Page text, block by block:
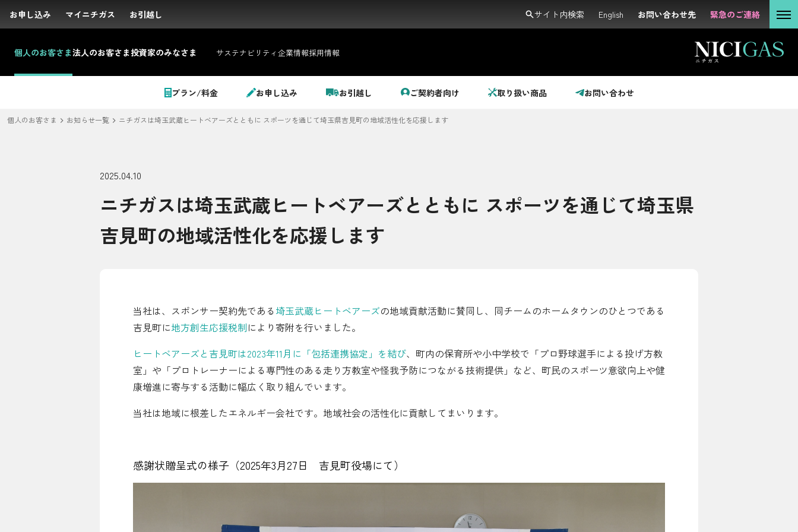
お申し込み マイニチガス お引越し サイト内検索 English お問い合わせ先 緊急のご連絡
個人のお客さま法人のお客さま投資家のみなさま サステナビリティ 企業情報採用情報
プラン/料金 お申し込み お引越し ご契約者向け 取り扱い商品 お問い合わせ
お申し込み マイニチガス お引越し サイト内検索 English お問い合わせ先 緊急のご連絡
サイト内検索
LPガス＋でんき 都市ガス＋でんき
でガ割のご案内
お申し込み一覧
都市ガス
お客さま
法人の
企業情報
よくある質問
個人のお客さま お知らせ一覧 ニチガスは埼玉武蔵ヒートベアーズとともに スポーツを通じて埼玉県吉見町の地域活性化を応援します
2025.04.10
ニチガスは埼玉武蔵ヒートベアーズとともに スポーツを通じて埼玉県
吉見町の地域活性化を応援します
当社は、スポンサー契約先である埼玉武蔵ヒートベアーズの地域貢献活動に賛同し、同チームのホームタウンのひとつである
吉見町に地方創生応援税制により寄附を行いました。
ヒートベアーズと吉見町は2023年11月に「包括連携協定」を結び、町内の保育所や小中学校で「プロ野球選手による投げ方教
室」や「プロトレーナーによる専門性のある走り方教室や怪我予防につながる技術提供」など、町民のスポーツ意欲向上や健
康増進に寄与する活動に幅広く取り組んでいます。
当社は地域に根差したエネルギー会社です。地域社会の活性化に貢献してまいります。
感謝状贈呈式の様子（2025年3月27日 吉見町役場にて）